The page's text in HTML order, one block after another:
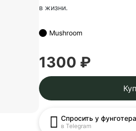
в жизни.
Mushroom
1300 ₽
Спросить у
в Telegram